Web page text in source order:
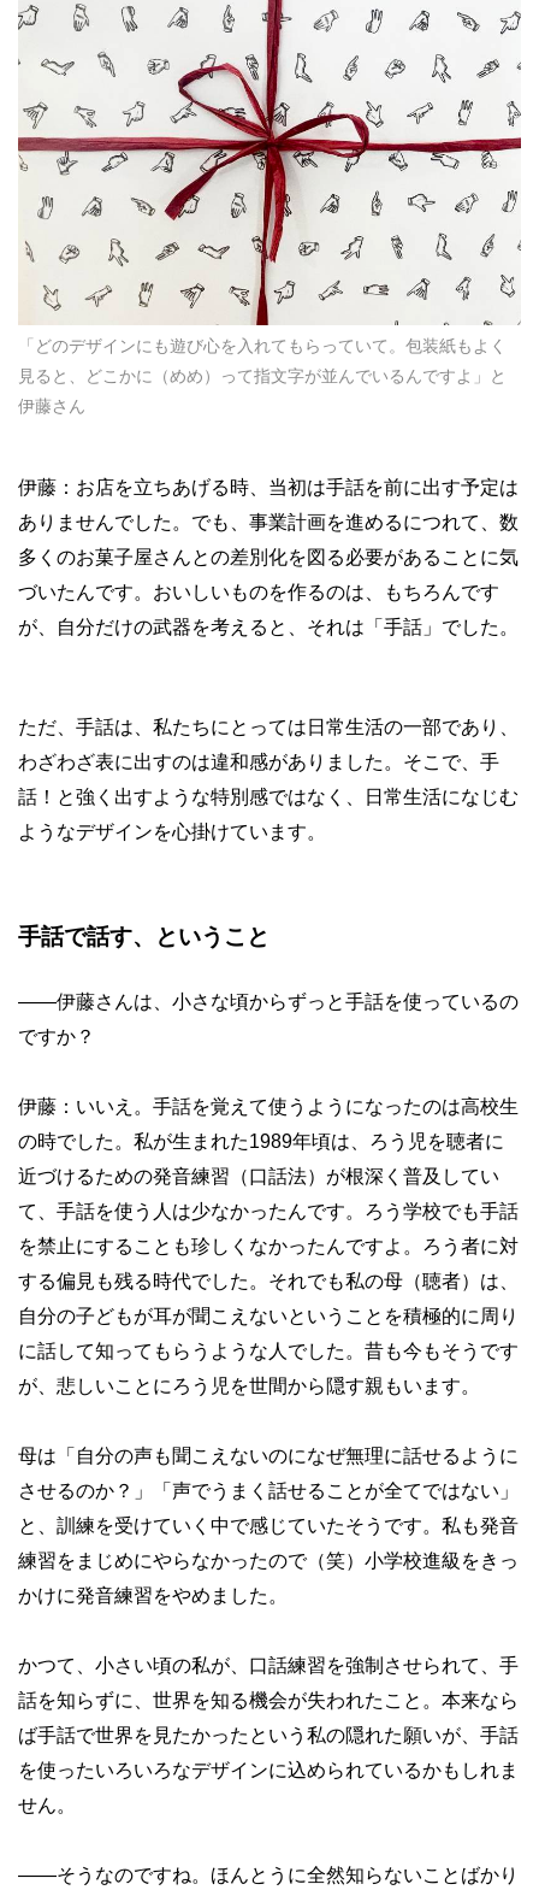
「どのデザインにも遊び心を入れてもらっていて。包装紙もよく
見ると、どこかに（めめ）って指文字が並んでいるんですよ」と
伊藤さん
伊藤：お店を立ちあげる時、当初は手話を前に出す予定は
ありませんでした。でも、事業計画を進めるにつれて、数
多くのお菓子屋さんとの差別化を図る必要があることに気
づいたんです。おいしいものを作るのは、もちろんです
が、自分だけの武器を考えると、それは「手話」でした。
ただ、手話は、私たちにとっては日常生活の一部であり、
わざわざ表に出すのは違和感がありました。そこで、手
話！と強く出すような特別感ではなく、日常生活になじむ
ようなデザインを心掛けています。
手話で話す、ということ
——伊藤さんは、小さな頃からずっと手話を使っているの
ですか？
伊藤：いいえ。手話を覚えて使うようになったのは高校生
の時でした。私が生まれた1989年頃は、ろう児を聴者に
近づけるための発音練習（口話法）が根深く普及してい
て、手話を使う人は少なかったんです。ろう学校でも手話
を禁止にすることも珍しくなかったんですよ。ろう者に対
する偏見も残る時代でした。それでも私の母（聴者）は、
自分の子どもが耳が聞こえないということを積極的に周り
に話して知ってもらうような人でした。昔も今もそうです
が、悲しいことにろう児を世間から隠す親もいます。
母は「自分の声も聞こえないのになぜ無理に話せるように
させるのか？」「声でうまく話せることが全てではない」
と、訓練を受けていく中で感じていたそうです。私も発音
練習をまじめにやらなかったので（笑）小学校進級をきっ
かけに発音練習をやめました。
かつて、小さい頃の私が、口話練習を強制させられて、手
話を知らずに、世界を知る機会が失われたこと。本来なら
ば手話で世界を見たかったという私の隠れた願いが、手話
を使ったいろいろなデザインに込められているかもしれま
せん。
——そうなのですね。ほんとうに全然知らないことばかり